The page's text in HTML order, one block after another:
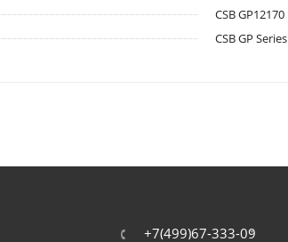
CSB GP12170
CSB GP Series
+7(499)67-333-09